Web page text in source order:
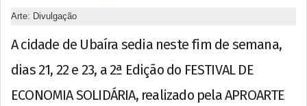
Arte: Divulgação
A cidade de Ubaíra sedia neste fim de semana,
dias 21, 22 e 23, a 2ª Edição do FESTIVAL DE
ECONOMIA SOLIDÁRIA, realizado pela APROARTE